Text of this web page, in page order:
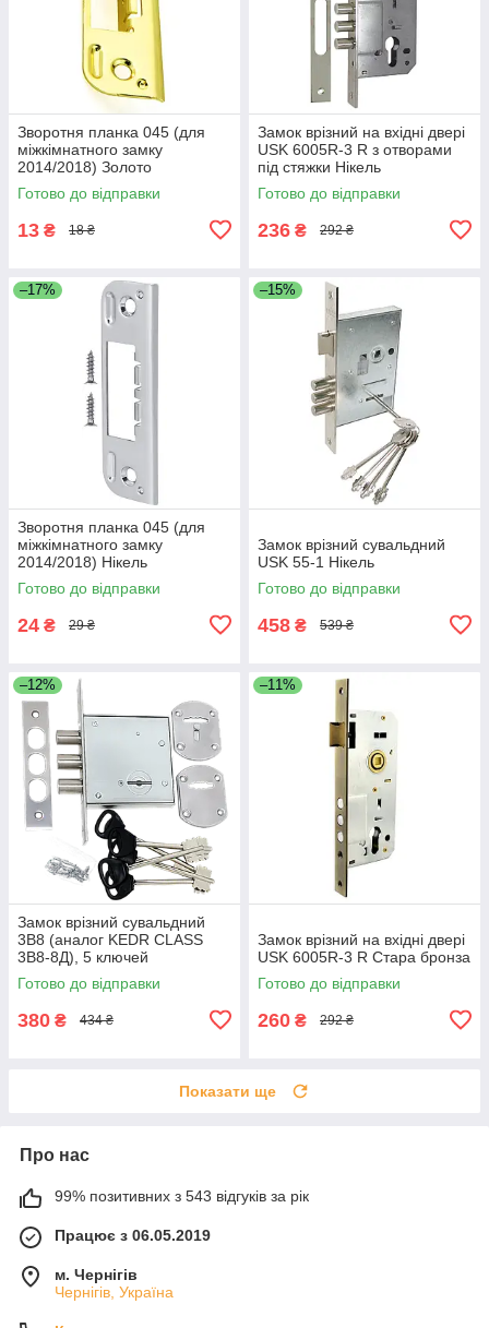
Зворотня планка 045 (для
міжкімнатного замку
2014/2018) Золото
Готово до відправки
13 ₴ 18 ₴
Замок врізний на вхідні двері
USK 6005R-3 R з отворами
під стяжки Нікель
Готово до відправки
236 ₴ 292 ₴
–17%
Зворотня планка 045 (для
міжкімнатного замку
2014/2018) Нікель
Готово до відправки
24 ₴ 29 ₴
–15%
Замок врізний сувальдний
USK 55-1 Нікель
Готово до відправки
458 ₴ 539 ₴
–12%
Замок врізний сувальдний
3В8 (аналог KEDR CLASS
3В8-8Д), 5 ключей
Готово до відправки
380 ₴ 434 ₴
–11%
Замок врізний на вхідні двері
USK 6005R-3 R Стара бронза
Готово до відправки
260 ₴ 292 ₴
Показати ще
Про нас
99% позитивних з 543 відгуків за рік
Працює з 06.05.2019
м. Чернігів
Чернігів, Україна